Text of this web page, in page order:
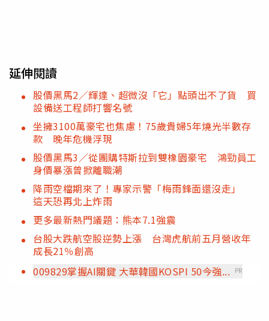
延伸閱讀
股價黑馬2／輝達、超微沒「它」點頭出不了貨 買
設備送工程師打響名號
坐擁3100萬豪宅也焦慮！75歲貴婦5年燒光半數存
款 晚年危機浮現
股價黑馬3／從團購特斯拉到雙橡園豪宅 鴻勁員工
身價暴漲曾掀離職潮
降雨空檔期來了！專家示警「梅雨鋒面還沒走」
這天恐再北上炸雨
更多最新熱門議題：熊本7.1強震
台股大跌航空股逆勢上漲 台灣虎航前五月營收年
成長21％創高
009829掌握AI關鍵 大華韓國KOSPI 50今強...
PR